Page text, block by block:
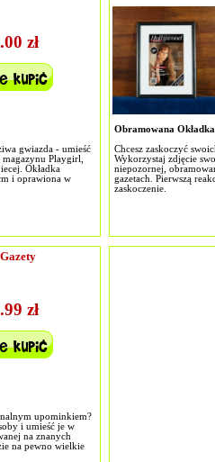
zł
gwiazda - umieść
Playgirl,
Okładka
i oprawiona w
Obramowana
Chcesz zaskoczyć
Wykorzystaj zdjęcie
niepozornej,
gazetach. Pierwszą
zaskoczenie.
zł
upominkiem?
i umieść je w
na znanych
na pewno wielkie